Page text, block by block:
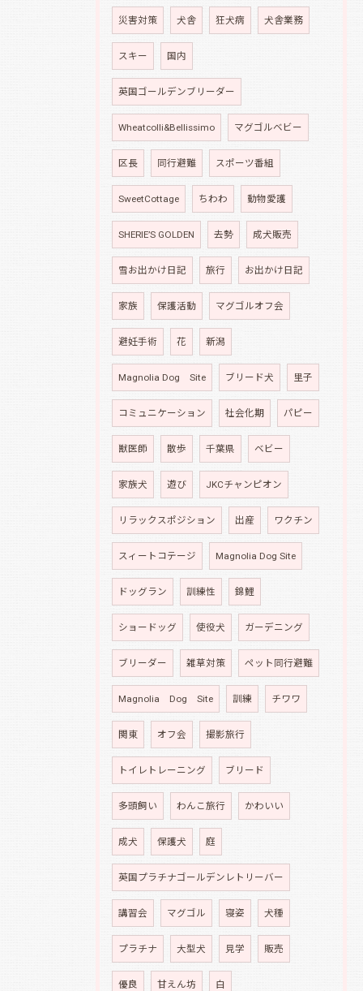
災害対策 犬舎 狂犬病 犬舎業務
スキー 国内
英国ゴールデンブリーダー
Wheatcolli&Bellissimo マグゴルベビー
区長 同行避難 スポーツ番組
SweetCottage ちわわ 動物愛護
SHERIE’S GOLDEN 去勢 成犬販売
雪お出かけ日記 旅行 お出かけ日記
家族 保護活動 マグゴルオフ会
避妊手術 花 新潟
Magnolia Dog Site ブリード犬 里子
コミュニケーション 社会化期 パピー
獣医師 散歩 千葉県 ベビー
家族犬 遊び JKCチャンピオン
リラックスポジション 出産 ワクチン
スィートコテージ Magnolia Dog Site
ドッグラン 訓練性 錦鯉
ショードッグ 使役犬 ガーデニング
ブリーダー 雑草対策 ペット同行避難
Magnolia Dog Site 訓練 チワワ
関東 オフ会 撮影旅行
トイレトレーニング ブリード
多頭飼い わんこ旅行 かわいい
成犬 保護犬 庭
英国プラチナゴールデンレトリーバー
講習会 マグゴル 寝姿 犬種
プラチナ 大型犬 見学 販売
優良 甘えん坊 白